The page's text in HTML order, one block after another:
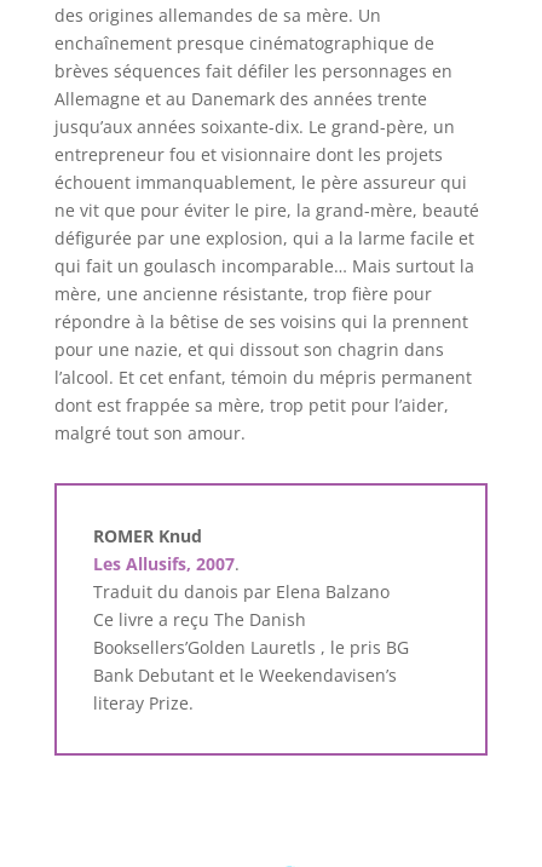
des origines allemandes de sa mère. Un
enchaînement presque cinématographique de
brèves séquences fait défiler les personnages en
Allemagne et au Danemark des années trente
jusqu’aux années soixante-dix. Le grand-père, un
entrepreneur fou et visionnaire dont les projets
échouent immanquablement, le père assureur qui
ne vit que pour éviter le pire, la grand-mère, beauté
défigurée par une explosion, qui a la larme facile et
qui fait un goulasch incomparable… Mais surtout la
mère, une ancienne résistante, trop fière pour
répondre à la bêtise de ses voisins qui la prennent
pour une nazie, et qui dissout son chagrin dans
l’alcool. Et cet enfant, témoin du mépris permanent
dont est frappée sa mère, trop petit pour l’aider,
malgré tout son amour.
ROMER Knud
Les Allusifs, 2007.
Traduit du danois par Elena Balzano
Ce livre a reçu The Danish
Booksellers’Golden Lauretls , le pris BG
Bank Debutant et le Weekendavisen’s
literay Prize.